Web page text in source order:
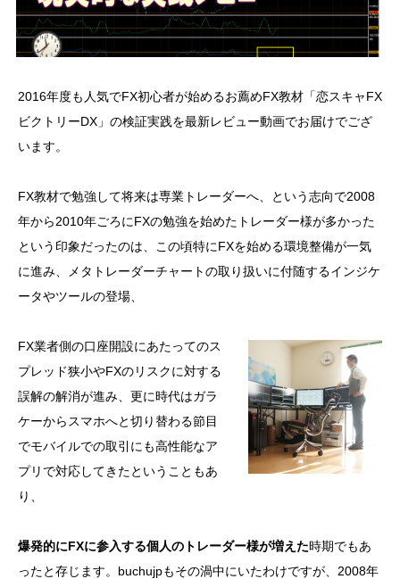
2016年度も人気でFX初心者が始めるお薦めFX教材「恋スキャFX
ビクトリーDX」の検証実践を最新レビュー動画でお届けでござ
います。
FX教材で勉強して将来は専業トレーダーへ、という志向で2008
年から2010年ごろにFXの勉強を始めたトレーダー様が多かった
という印象だったのは、この頃特にFXを始める環境整備が一気
に進み、メタトレーダーチャートの取り扱いに付随するインジケ
ータやツールの登場、
FX業者側の口座開設にあたってのス
プレッド狭小やFXのリスクに対する
誤解の解消が進み、更に時代はガラ
ケーからスマホへと切り替わる節目
でモバイルでの取引にも高性能なア
プリで対応してきたということもあ
り、
爆発的にFXに参入する個人のトレーダー様が増えた時期でもあ
ったと存じます。buchujpもその渦中にいたわけですが、2008年